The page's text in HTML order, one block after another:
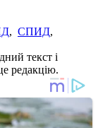
, СПИД,
текст і
редакцію.